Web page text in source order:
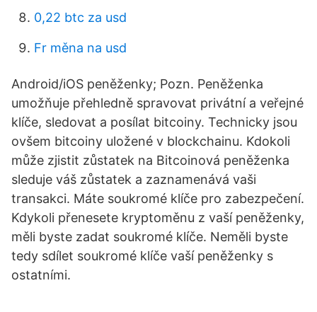
0,22 btc za usd
Fr měna na usd
Android/iOS peněženky; Pozn. Peněženka
umožňuje přehledně spravovat privátní a veřejné
klíče, sledovat a posílat bitcoiny. Technicky jsou
ovšem bitcoiny uložené v blockchainu. Kdokoli
může zjistit zůstatek na Bitcoinová peněženka
sleduje váš zůstatek a zaznamenává vaši
transakci. Máte soukromé klíče pro zabezpečení.
Kdykoli přenesete kryptoměnu z vaší peněženky,
měli byste zadat soukromé klíče. Neměli byste
tedy sdílet soukromé klíče vaší peněženky s
ostatními.